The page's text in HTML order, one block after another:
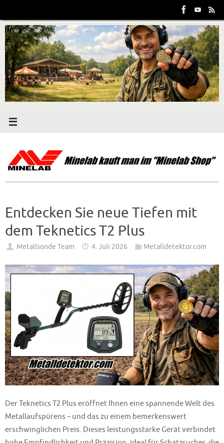
Inhalt
springen
Entdecken Sie neue Tiefen mit
dem Teknetics T2 Plus
Metallsonde Team 4. Juli 2026 Metalldetektor.com
Der Teknetics T2 Plus eröffnet Ihnen eine spannende Welt des
Metallaufspürens – und das zu einem bemerkenswert
erschwinglichen Preis. Dieses leistungsstarke Gerät verbindet